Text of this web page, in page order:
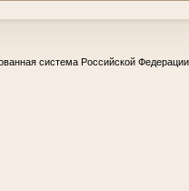
система Российской